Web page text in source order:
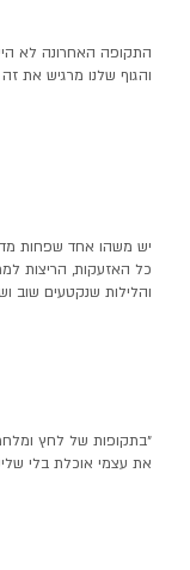
התקופה האחרונה לא
והגוף שלנו מרגיש את זה
יש משהו אחד שפחות
כל האזעקות, הריצות
והלילות שנקטעים שוב
״בתקופות של לחץ
את עצמי אוכלת בלי